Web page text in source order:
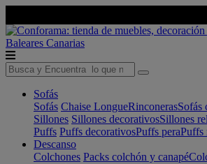
Baleares Canarias
Sofás
Sofás Chaise LongueRinconerasSofás
Sillones Sillones decorativosSillones
Puffs Puffs decorativosPuffs peraPuffs
Descanso
Colchones Packs colchón y canapé